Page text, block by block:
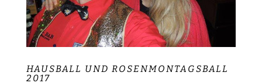
HAUSBALL UND ROSENMONTAGSBALL
2017